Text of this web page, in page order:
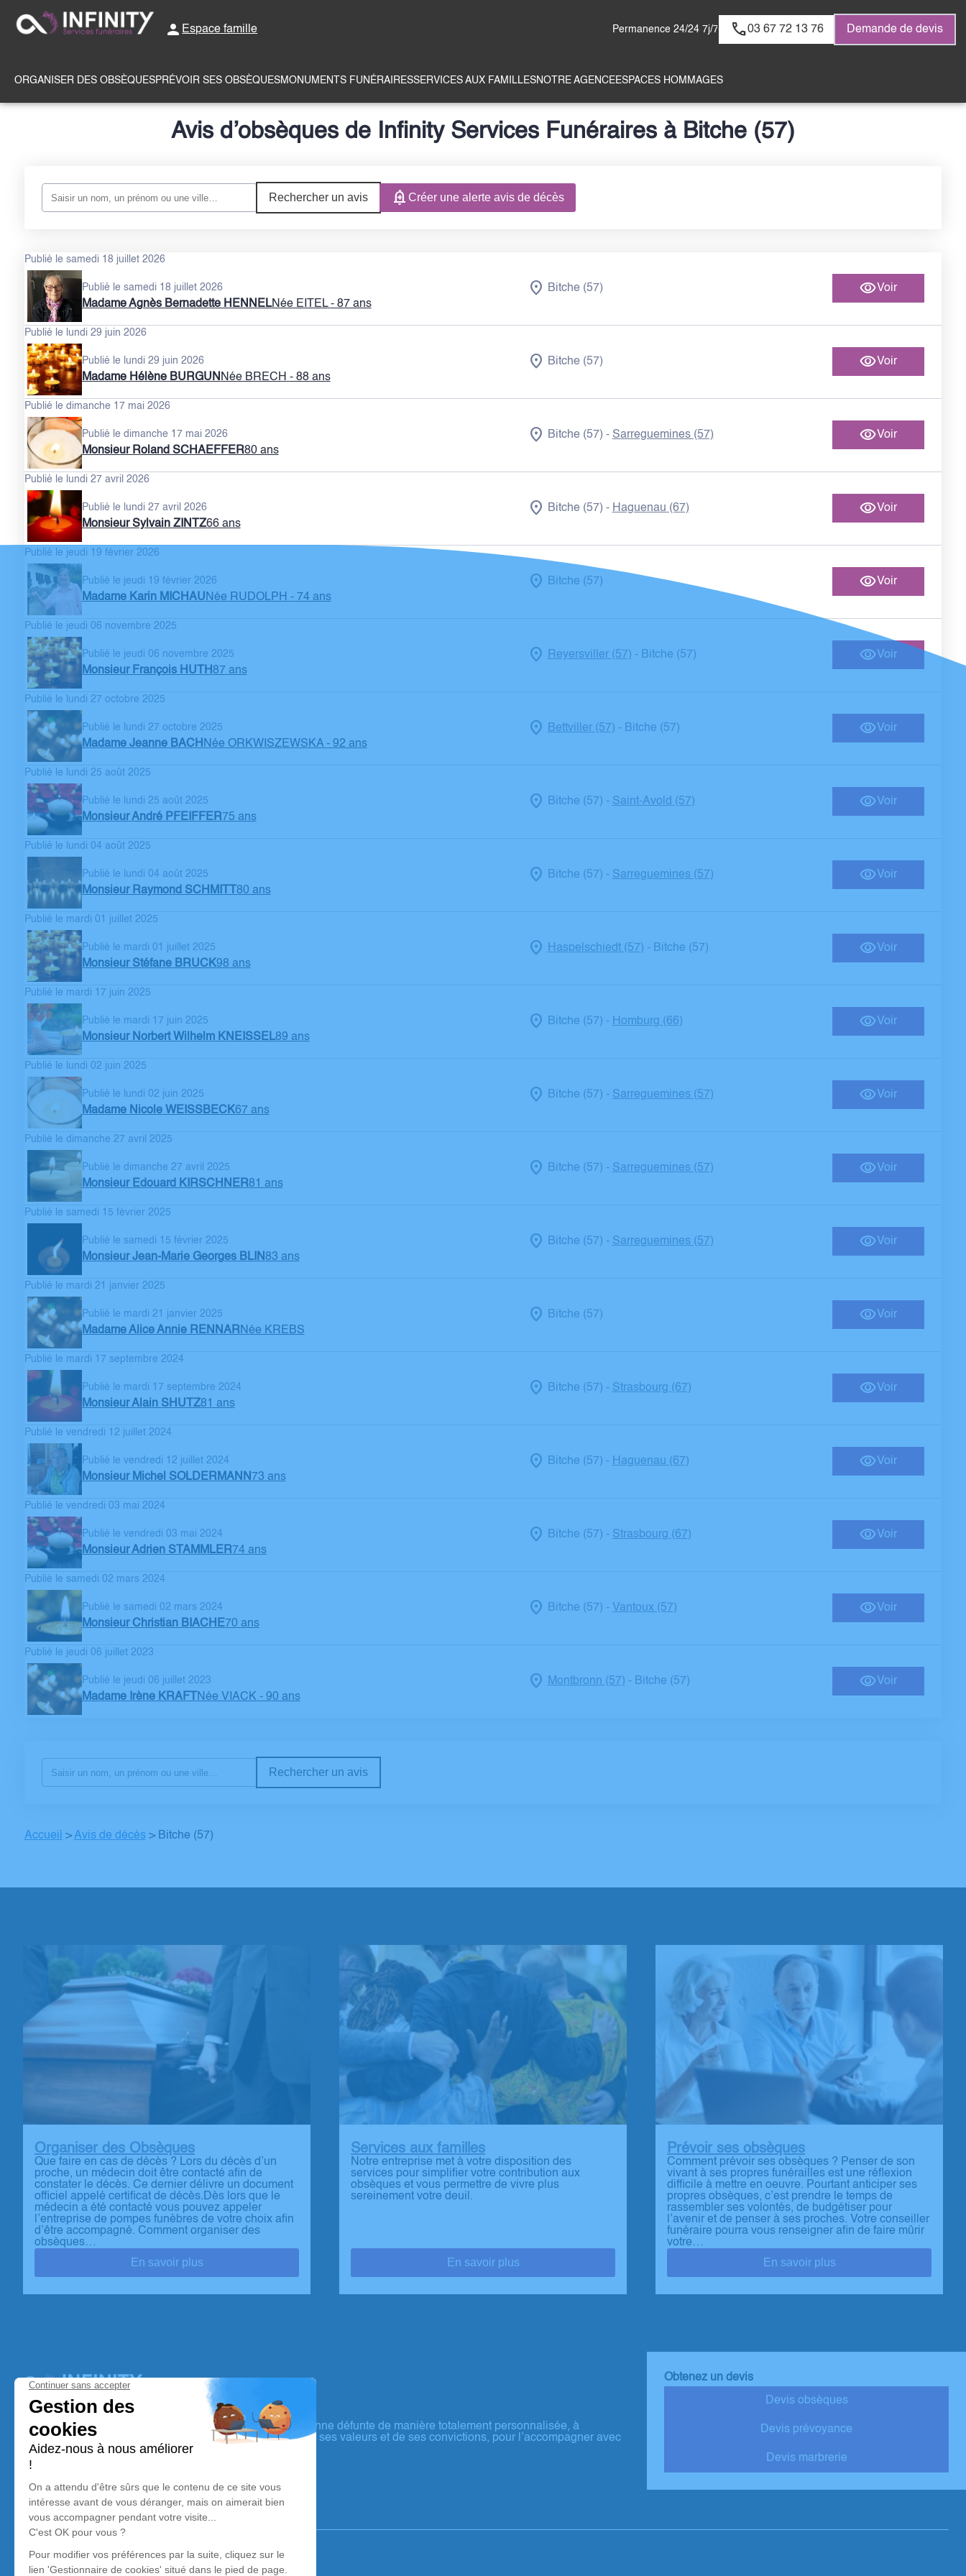
Espace famille Permanence 24/24 7j/7 03 67 72 13 76 Demande de devis
ORGANISER DES OBSÈQUESPRÉVOIR SES OBSÈQUESMONUMENTS FUNÉRAIRESSERVICES AUX FAMILLESNOTRE AGENCEESPACES HOMMAGES
Avis d’obsèques de Infinity Services Funéraires à Bitche (57)
Rechercher un avis Créer une alerte avis de décès
Publié le samedi 18 juillet 2026
Publié le samedi 18 juillet 2026
Madame Agnès Bernadette HENNELNée EITEL - 87 ans
Bitche (57) Voir
Publié le lundi 29 juin 2026
Publié le lundi 29 juin 2026
Madame Hélène BURGUN Née BRECH - 88 ans
Bitche (57) Voir
Publié le dimanche 17 mai 2026
Publié le dimanche 17 mai 2026
Monsieur Roland SCHAEFFER80 ans
Bitche (57)- Sarreguemines (57) Voir
Publié le lundi 27 avril 2026
Publié le lundi 27 avril 2026
Monsieur Sylvain ZINTZ66 ans
Bitche (57)- Haguenau (67) Voir
Publié le jeudi 19 février 2026
Publié le jeudi 19 février 2026
Madame Karin MICHAU Née RUDOLPH - 74 ans
Bitche (57) Voir
Publié le jeudi 06 novembre 2025
Publié le jeudi 06 novembre 2025
Monsieur François HUTH87 ans
Reyersviller (57) - Bitche (57) Voir
Publié le lundi 27 octobre 2025
Publié le lundi 27 octobre 2025
Madame Jeanne BACH Née ORKWISZEWSKA - 92 ans
Bettviller (57) - Bitche (57) Voir
Publié le lundi 25 août 2025
Publié le lundi 25 août 2025
Monsieur André PFEIFFER75 ans
Bitche (57) - Saint-Avold (57) Voir
Publié le lundi 04 août 2025
Publié le lundi 04 août 2025
Monsieur Raymond SCHMITT 80 ans
Bitche (57) - Sarreguemines (57) Voir
Publié le mardi 01 juillet 2025
Publié le mardi 01 juillet 2025
Monsieur Stéfane BRUCK98 ans
Haspelschiedt (57) - Bitche (57) Voir
Publié le mardi 17 juin 2025
Publié le mardi 17 juin 2025
Monsieur Norbert Wilhelm KNEISSEL89 ans
Bitche (57) - Homburg (66) Voir
Publié le lundi 02 juin 2025
Publié le lundi 02 juin 2025
Madame Nicole WEISSBECK67 ans
Bitche (57) - Sarreguemines (57) Voir
Publié le dimanche 27 avril 2025
Publié le dimanche 27 avril 2025
Monsieur Edouard KIRSCHNER81 ans
Bitche (57) - Sarreguemines (57) Voir
Publié le samedi 15 février 2025
Publié le samedi 15 février 2025
Monsieur Jean-Marie Georges BLIN83 ans
Bitche (57) - Sarreguemines (57) Voir
Publié le mardi 21 janvier 2025
Publié le mardi 21 janvier 2025
Madame Alice Annie RENNARNée KREBS
Bitche (57) Voir
Publié le mardi 17 septembre 2024
Publié le mardi 17 septembre 2024
Monsieur Alain SHUTZ81 ans
Bitche (57) - Strasbourg (67) Voir
Publié le vendredi 12 juillet 2024
Publié le vendredi 12 juillet 2024
Monsieur Michel SOLDERMANN73 ans
Bitche (57) - Haguenau (67) Voir
Publié le vendredi 03 mai 2024
Publié le vendredi 03 mai 2024
Monsieur Adrien STAMMLER74 ans
Bitche (57) - Strasbourg (67) Voir
Publié le samedi 02 mars 2024
Publié le samedi 02 mars 2024
Monsieur Christian BIACHE70 ans
Bitche (57) - Vantoux (57) Voir
Publié le jeudi 06 juillet 2023
Publié le jeudi 06 juillet 2023
Madame Irène KRAFT Née VIACK - 90 ans
Montbronn (57) - Bitche (57) Voir
Rechercher un avis
Accueil >Avis de décès > Bitche (57)
Organiser des Obsèques
Que faire en cas de décès ? Lors du décès d’un
proche, un médecin doit être contacté afin de
constater le décès. Ce dernier délivre un document
officiel appelé certificat de décès.Dès lors que le
médecin a été contacté vous pouvez appeler
l’entreprise de pompes funèbres de votre choix afin
d’être accompagné. Comment organiser des
obsèques…
En savoir plus
Services aux familles
Notre entreprise met à votre disposition des
services pour simplifier votre contribution aux
obsèques et vous permettre de vivre plus
sereinement votre deuil.
En savoir plus
Prévoir ses obsèques
Comment prévoir ses obsèques ? Penser de son
vivant à ses propres funérailles est une réflexion
difficile à mettre en oeuvre. Pourtant anticiper ses
propres obsèques, c’est prendre le temps de
rassembler ses volontés, de budgétiser pour
l’avenir et de penser à ses proches. Votre conseiller
funéraire pourra vous renseigner afin de faire mûrir
votre…
En savoir plus
Infinity Services Funéraires
Nos équipes vous aident à honorer la mémoire de la personne défunte de manière totalement personnalisée, à
perpétuer son souvenir dans le respect de ses volontés, de ses valeurs et de ses convictions, pour l’accompagner avec
dignité dans son dernier voyage.
Obtenez un devis
Devis obsèques
Devis prévoyance
Devis marbrerie
Notre agence
Pompes Funèbres Infinity
03 67 72 13 76
agence.bitche@pf-infinity.fr
37 Rue de Sarreguemines - 57230 - Bitche